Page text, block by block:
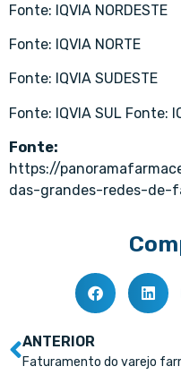
Fonte: IQVIA NORDESTE
Fonte: IQVIA NORTE
Fonte: IQVIA SUDESTE
Fonte: IQVIA SUL Fonte:
Fonte:
https://
das-grandes-redes-de-
ANTERIOR